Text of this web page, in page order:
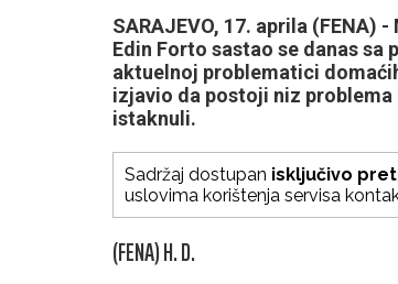
SARAJEVO, 17. aprila
Edin Forto sastao se danas
aktuelnoj problematici
izjavio da postoji niz
istaknuli.
Sadržaj dostupan isključivo
uslovima korištenja servisa
(FENA) H. D.